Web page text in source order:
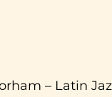
– Latin